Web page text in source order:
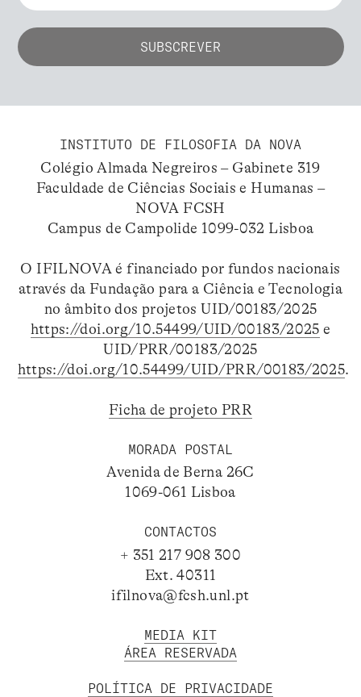
INSTITUTO DE FILOSOFIA DA NOVA
Colégio Almada Negreiros – Gabinete 319
Faculdade de Ciências Sociais e Humanas –
NOVA FCSH
Campus de Campolide 1099-032 Lisboa
O IFILNOVA é financiado por fundos nacionais
através da Fundação para a Ciência e Tecnologia
no âmbito dos projetos UID/00183/2025
https://doi.org/10.54499/UID/00183/2025 e
UID/PRR/00183/2025
https://doi.org/10.54499/UID/PRR/00183/2025.
Ficha de projeto PRR
MORADA POSTAL
Avenida de Berna 26C
1069-061 Lisboa
CONTACTOS
+ 351 217 908 300
Ext. 40311
ifilnova@fcsh.unl.pt
MEDIA KIT
ÁREA RESERVADA
POLÍTICA DE PRIVACIDADE